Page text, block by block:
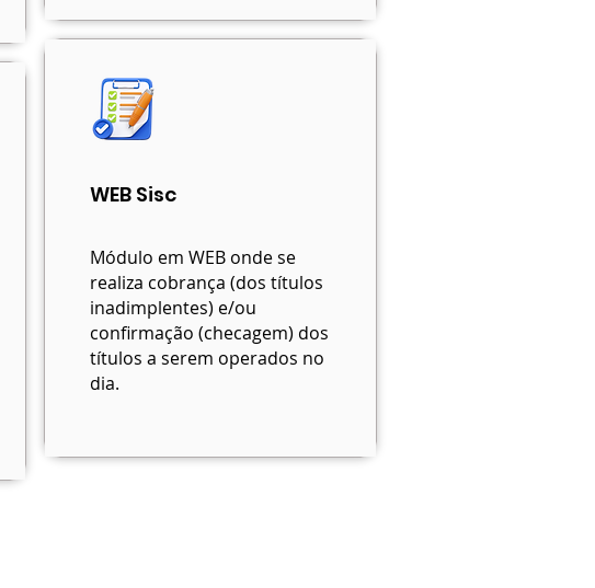
WEB Sisc
Módulo em WEB onde se
realiza cobrança (dos títulos
inadimplentes) e/ou
confirmação (checagem) dos
títulos a serem operados no
dia.